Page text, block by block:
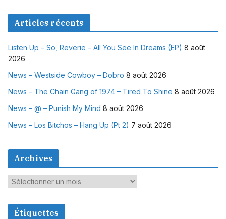
Articles récents
Listen Up – So, Reverie – All You See In Dreams (EP) 8 août
2026
News – Westside Cowboy – Dobro 8 août 2026
News – The Chain Gang of 1974 – Tired To Shine 8 août 2026
News – @ – Punish My Mind 8 août 2026
News – Los Bitchos – Hang Up (Pt 2) 7 août 2026
Archives
A
c
Étiquettes